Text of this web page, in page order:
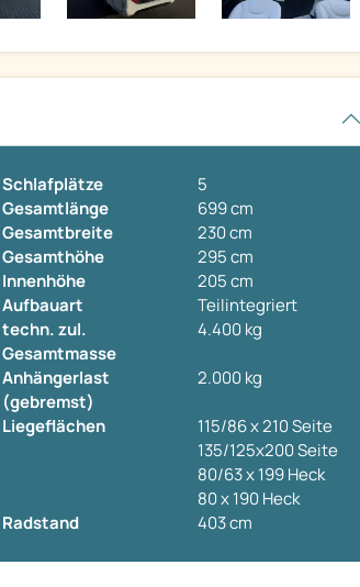
Schlafplätze
5
Gesamtlänge
699 cm
Gesamtbreite
230 cm
Gesamthöhe
295 cm
Innenhöhe
205 cm
Aufbauart
Teilintegriert
techn. zul.
Gesamtmasse
4.400 kg
Anhängerlast
(gebremst)
2.000 kg
Liegeflächen
115/86 x 210 Seite
135/125x200 Seite
80/63 x 199 Heck
80 x 190 Heck
Radstand
403 cm